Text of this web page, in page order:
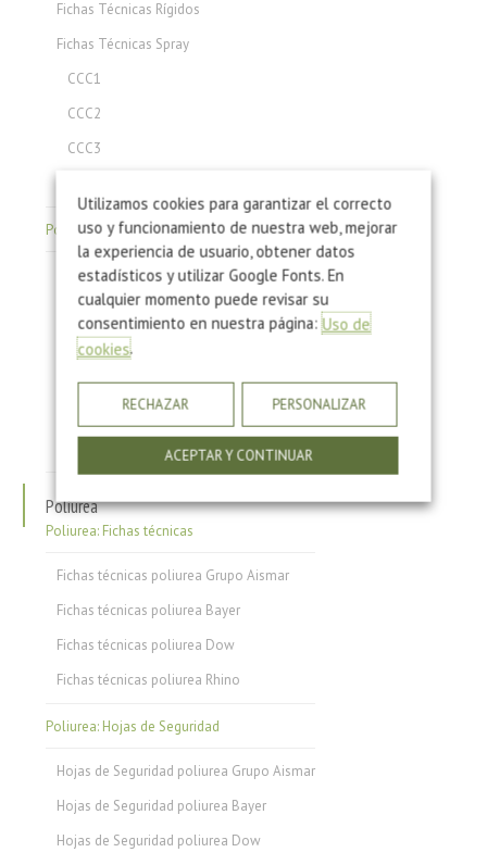
Fichas Técnicas Rígidos
Fichas Técnicas Spray
CCC1
CCC2
CCC3
Poliuretano: Hojas de Seguridad
Hojas de Seguridad Poliuretano de Inyección
Hojas de Seguridad Ligantes de Poliuretano: Corcho
Hojas de Seguridad Ligantes de Poliuretano: Caucho
Hojas de Seguridad Ligantes de Poliuretano: Piedra
Hojas de Seguridad Piel Integral
Hojas de Seguridad Poliuretano Proyección
Poliurea
Poliurea: Fichas técnicas
Fichas técnicas poliurea Grupo Aismar
Fichas técnicas poliurea Bayer
Fichas técnicas poliurea Dow
Fichas técnicas poliurea Rhino
Poliurea: Hojas de Seguridad
Hojas de Seguridad poliurea Grupo Aismar
Hojas de Seguridad poliurea Bayer
Hojas de Seguridad poliurea Dow
Utilizamos cookies para garantizar el correcto
uso y funcionamiento de nuestra web, mejorar
la experiencia de usuario, obtener datos
estadísticos y utilizar Google Fonts. En
cualquier momento puede revisar su
consentimiento en nuestra página:Uso de
cookies.
RECHAZAR PERSONALIZAR
ACEPTAR Y CONTINUAR